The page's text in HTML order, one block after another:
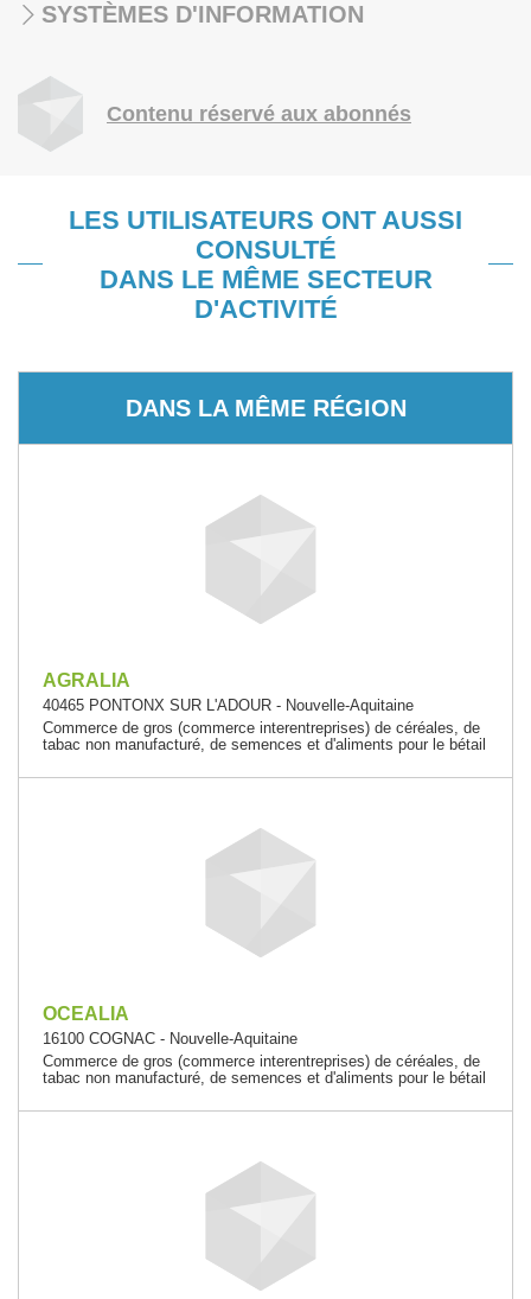
SYSTÈMES D'INFORMATION
Contenu réservé aux abonnés
LES UTILISATEURS ONT AUSSI
CONSULTÉ
DANS LE MÊME SECTEUR
D'ACTIVITÉ
DANS LA MÊME RÉGION
AGRALIA
40465 PONTONX SUR L'ADOUR - Nouvelle-Aquitaine
Commerce de gros (commerce interentreprises) de céréales, de
tabac non manufacturé, de semences et d'aliments pour le bétail
OCEALIA
16100 COGNAC - Nouvelle-Aquitaine
Commerce de gros (commerce interentreprises) de céréales, de
tabac non manufacturé, de semences et d'aliments pour le bétail